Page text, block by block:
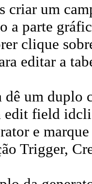
criar um
a parte
clique
editar a
dê um duplo
edit field
e
Trigger,